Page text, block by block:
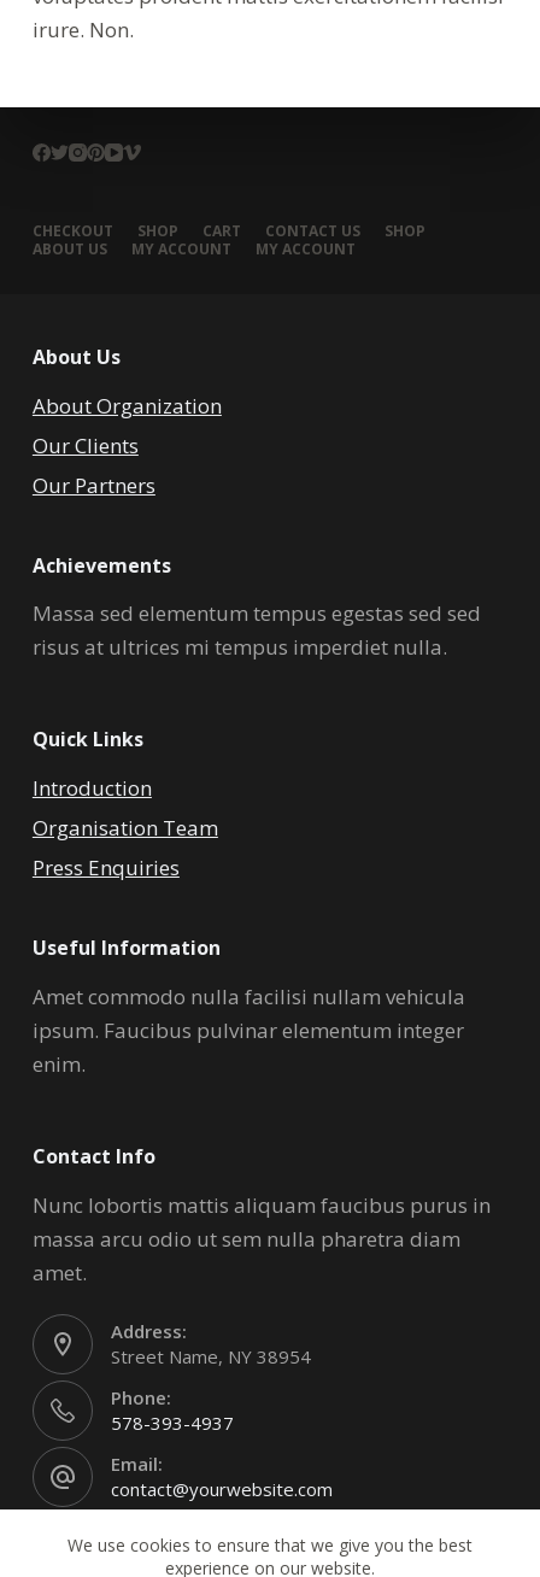
We use cookies to ensure that we give you the best
experience on our website.
irure. Non.
CHECKOUT SHOP CART CONTACT US
SHOP
ABOUT US
MY ACCOUNT MY ACCOUNT
About Us
About Organization
Our Clients
Our Partners
Achievements
Massa sed elementum tempus egestas sed sed
risus at ultrices mi tempus imperdiet nulla.
Quick Links
Introduction
Organisation Team
Press Enquiries
Useful Information
Amet commodo nulla facilisi nullam vehicula
ipsum. Faucibus pulvinar elementum integer
enim.
Contact Info
Nunc lobortis mattis aliquam faucibus purus in
massa arcu odio ut sem nulla pharetra diam
amet.
Address:
Street Name, NY 38954
Phone:
578-393-4937
Email:
contact@yourwebsite.com